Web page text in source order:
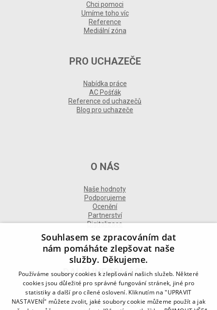
Chci pomoci
Umíme toho víc
Reference
Mediální zóna
PRO UCHAZEČE
Nabídka práce
AC Pošťák
Reference od uchazečů
Blog pro uchazeče
O NÁS
Naše hodnoty
Podporujeme
Ocenění
Partnerství
Digitalizace
DALŠÍ INFORMACE
Kontakt
Naše odborné divize
Souhlasem se zpracováním dat
nám pomáháte zlepšovat naše
služby. Děkujeme.
Používáme soubory cookies k zlepšování našich služeb. Některé
cookies jsou důležité pro správné fungování stránek, jiné pro
statistiky a další pro cílené oslovení. Kliknutím na "UPRAVIT
NASTAVENÍ" můžete zvolit, jaké soubory cookie můžeme použít a jak